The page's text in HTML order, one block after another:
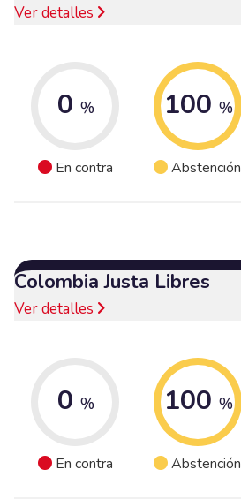
Ver detalles
0 %
En contra
100 %
Abstención
Colombia Justa Libres
Ver detalles
0 %
En contra
100 %
Abstención